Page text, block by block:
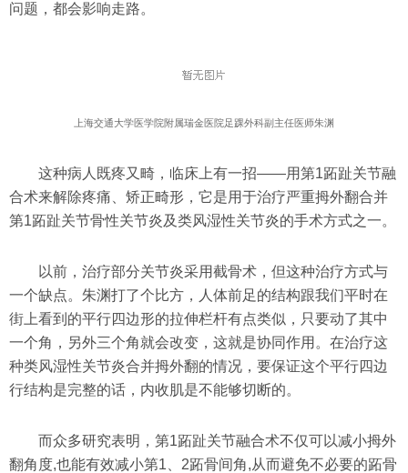
问题，都会影响走路。
上海交通大学医学院附属瑞金医院足踝外科副主任医师朱渊
这种病人既疼又畸，临床上有一招——用第1跖趾关节融
合术来解除疼痛、矫正畸形，它是用于治疗严重拇外翻合并
第1跖趾关节骨性关节炎及类风湿性关节炎的手术方式之一。
以前，治疗部分关节炎采用截骨术，但这种治疗方式与
一个缺点。朱渊打了个比方，人体前足的结构跟我们平时在
街上看到的平行四边形的拉伸栏杆有点类似，只要动了其中
一个角，另外三个角就会改变，这就是协同作用。在治疗这
种类风湿性关节炎合并拇外翻的情况，要保证这个平行四边
行结构是完整的话，内收肌是不能够切断的。
而众多研究表明，第1跖趾关节融合术不仅可以减小拇外
翻角度,也能有效减小第1、2跖骨间角,从而避免不必要的跖骨